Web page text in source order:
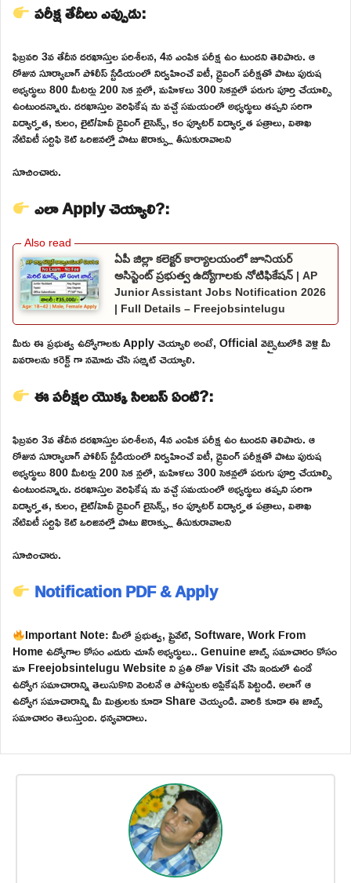
పరీక్ష తేదీలు ఎప్పుడు:
ఫిబ్రవరి 3వ తేదీన దరఖాస్తుల పరిశీలన, 4న ఎంపిక పరీక్ష ఉం టుందని తెలిపారు. ఆ
రోజున సూర్యాబాగ్ పోలీస్ స్టేడియంలో నిర్వహించే ఐటీ, డ్రైవింగ్ పరీక్షతో పాటు పురుష
అభ్యర్థులు 800 మీటర్లు 200 సెక న్లలో, మహిళలు 300 సెకన్లలో పరుగు పూర్తి చేయాల్సి
ఉంటుందన్నారు. దరఖాస్తుల వెరిఫికేష ను వచ్చే సమయంలో అభ్యర్థులు తప్పని సరిగా
విద్యార్హత, కులం, లైట్/హెవీ డ్రైవింగ్ లైసెన్స్, కం ప్యూటర్ విద్యార్హత పత్రాలు, విశాఖ
నేటివిటీ సర్టిఫి కెట్ ఒరిజినల్తో పాటు జెరాక్స్లు తీసుకురావాలని
సూచించారు.
ఎలా Apply చెయ్యాలి?:
ఏపీ జిల్లా కలెక్టర్ కార్యాలయంలో జూనియర్
అసిస్టెంట్ ప్రభుత్వ ఉద్యోగాలకు నోటిఫికేషన్ | AP
Junior Assistant Jobs Notification 2026
| Full Details – Freejobsintelugu
మీరు ఈ ప్రభుత్వ ఉద్యోగాలకు Apply చెయ్యాలి అంటే, Official వెబ్సైటులోకి వెళ్లి మీ
వివరాలను కరెక్ట్ గా నమోదు చేసి సబ్మిట్ చెయ్యాలి.
ఈ పరీక్షల యొక్క సిలబస్ ఏంటి?:
ఫిబ్రవరి 3వ తేదీన దరఖాస్తుల పరిశీలన, 4న ఎంపిక పరీక్ష ఉం టుందని తెలిపారు. ఆ
రోజున సూర్యాబాగ్ పోలీస్ స్టేడియంలో నిర్వహించే ఐటీ, డ్రైవింగ్ పరీక్షతో పాటు పురుష
అభ్యర్థులు 800 మీటర్లు 200 సెక న్లలో, మహిళలు 300 సెకన్లలో పరుగు పూర్తి చేయాల్సి
ఉంటుందన్నారు. దరఖాస్తుల వెరిఫికేష ను వచ్చే సమయంలో అభ్యర్థులు తప్పని సరిగా
విద్యార్హత, కులం, లైట్/హెవీ డ్రైవింగ్ లైసెన్స్, కం ప్యూటర్ విద్యార్హత పత్రాలు, విశాఖ
నేటివిటీ సర్టిఫి కెట్ ఒరిజినల్తో పాటు జెరాక్స్లు తీసుకురావాలని
సూచించారు.
Notification PDF & Apply
Important Note: మీలో ప్రభుత్వ, ప్రైవేట్, Software, Work From
Home ఉద్యోగాల కోసం ఎదురు చూసే అభ్యర్థులు.. Genuine జాబ్స్ సమాచారం కోసం
మా Freejobsintelugu Website ని ప్రతి రోజు Visit చేసి ఇందులో ఉండే
ఉద్యోగ సమాచారాన్ని తెలుసుకొని వెంటనే ఆ పోస్టులకు అప్లికేషన్ పెట్టండి. అలాగే ఆ
ఉద్యోగ సమాచారాన్ని మీ మిత్రులకు కూడా Share చెయ్యండి. వారికి కూడా ఈ జాబ్స్
సమాచారం తెలుస్తుంది. ధన్యవాదాలు.